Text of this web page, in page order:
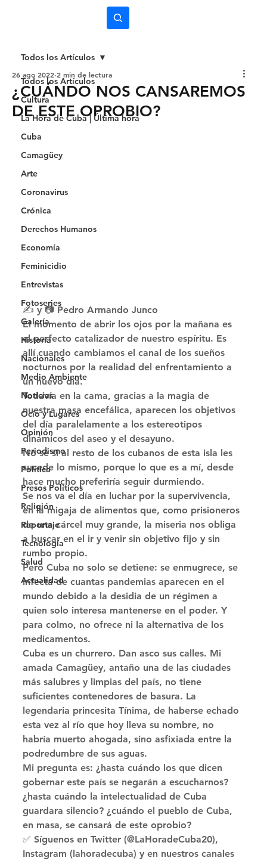
Todos los Artículos
Cultura
La Hora de Cuba | Última hora
Cuba
Camagüey
Arte
Coronavirus
Crónica
Derechos Humanos
Economía
Feminicidio
Entrevistas
Fotoseries
Galería
Historia
Nacionales
Medio Ambiente
Noticias
Ocio y Lugares
Opinión
Periodismo
Política
Presos Políticos
Religión
Reportaje
Tecnología
Salud
Actualidad
Todos los Artículos
¿CUÁNDO NOS CANSAREMOS
DE ESTE OPROBIO?
26 ago 2022 2 min de lectura
✍ y 📷 Pedro Armando Junco
El momento de abrir los ojos por la mañana es
el perfecto catalizador de nuestro espíritu. Es
allí cuando cambiamos el canal de los sueños
nocturnos por la realidad del enfrentamiento a
un nuevo día.
Todavía en la cama, gracias a la magia de
nuestra masa encefálica, aparecen los objetivos
del día paralelamente a los estereotipos
dinámicos del aseo y el desayuno.
No sé si al resto de los cubanos de esta isla les
sucede lo mismo, porque lo que es a mí, desde
hace mucho preferiría seguir durmiendo.
Se nos va el día en luchar por la supervivencia,
en la migaja de alimentos que, como prisioneros
de una cárcel muy grande, la miseria nos obliga
a buscar en el ir y venir sin objetivo fijo y sin
rumbo propio.
Pero Cuba no solo se detiene: se enmugrece, se
infecta de cuantas pandemias aparecen en el
mundo debido a la desidia de un régimen a
quien solo interesa mantenerse en el poder. Y
para colmo, no ofrece ni la alternativa de los
medicamentos.
Cuba es un churrero. Dan asco sus calles. Mi
amada Camagüey, antaño una de las ciudades
más salubres y limpias del país, no tiene
suficientes contenedores de basura. La
legendaria princesita Tínima, de haberse echado
esta vez al río que hoy lleva su nombre, no
habría muerto ahogada, sino asfixiada entre la
podredumbre de sus aguas.
Mi pregunta es: ¿hasta cuándo los que dicen
gobernar este país se negarán a escucharnos?
¿hasta cuándo la intelectualidad de Cuba
guardara silencio? ¿cuándo el pueblo de Cuba,
en masa, se cansará de este oprobio?
✅ Síguenos en Twitter (@LaHoradeCuba20),
Instagram (lahoradecuba) y en nuestros canales